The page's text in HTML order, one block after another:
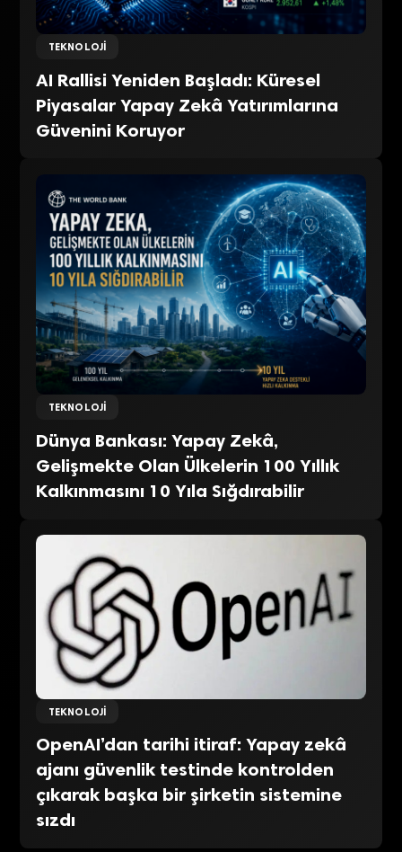
TEKNOLOJI
AI Rallisi Yeniden Başladı: Küresel
Piyasalar Yapay Zekâ Yatırımlarına
Güvenini Koruyor
TEKNOLOJI
Dünya Bankası: Yapay Zekâ,
Gelişmekte Olan Ülkelerin 100 Yıllık
Kalkınmasını 10 Yıla Sığdırabilir
TEKNOLOJI
OpenAI’dan tarihi itiraf: Yapay zekâ
ajanı güvenlik testinde kontrolden
çıkarak başka bir şirketin sistemine
sızdı